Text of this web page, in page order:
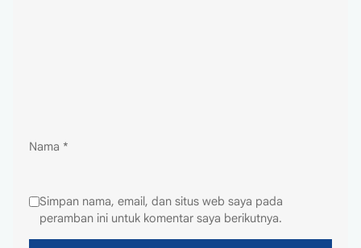
Nama *
Simpan nama, email, dan situs web saya pada
peramban ini untuk komentar saya berikutnya.